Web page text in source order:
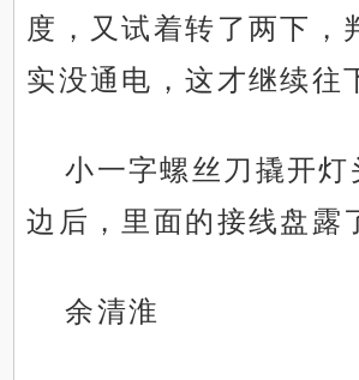
度，又试着转了两下，
实没通电，这才继续往
小一字螺丝刀撬开灯
边后，里面的接线盘露
余清淮